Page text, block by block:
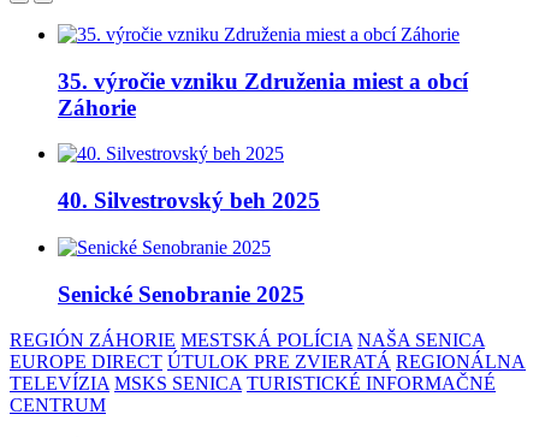
35. výročie vzniku Združenia miest a obcí
Záhorie
40. Silvestrovský beh 2025
Senické Senobranie 2025
REGIÓN ZÁHORIE MESTSKÁ POLÍCIA NAŠA SENICA
EUROPE DIRECT ÚTULOK PRE ZVIERATÁ REGIONÁLNA
TELEVÍZIA MSKS SENICA TURISTICKÉ INFORMAČNÉ
CENTRUM